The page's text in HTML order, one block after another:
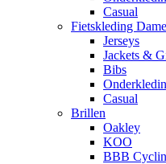
Casual
Fietskleding
Jerseys
Jackets &
Bibs
Casual
Brillen
Oakley
KOO
BBB